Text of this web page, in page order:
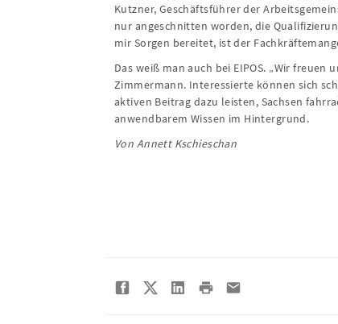
Kutzner, Geschäftsführer der
nur angeschnitten worden, die
mir Sorgen bereitet, ist der
Das weiß man auch bei EIPOS. „Wir
Zimmermann. Interessierte können sich
aktiven Beitrag dazu leisten, Sachsen
anwendbarem Wissen im Hintergrund.
Von Annett Kschieschan